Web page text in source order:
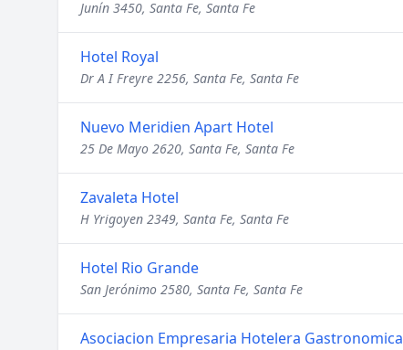
Junín 3450, Santa Fe, Santa Fe
Hotel Royal
Dr A I Freyre 2256, Santa Fe, Santa Fe
Nuevo Meridien Apart Hotel
25 De Mayo 2620, Santa Fe, Santa Fe
Zavaleta Hotel
H Yrigoyen 2349, Santa Fe, Santa Fe
Hotel Rio Grande
San Jerónimo 2580, Santa Fe, Santa Fe
Asociacion Empresaria Hotelera Gastronomica